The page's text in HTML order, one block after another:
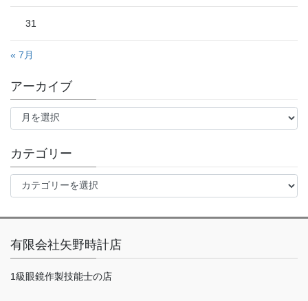
31
« 7月
アーカイブ
ア
イ
カテゴリー
テ
ー
有限会社矢野時計店
1級眼鏡作製技能士の店